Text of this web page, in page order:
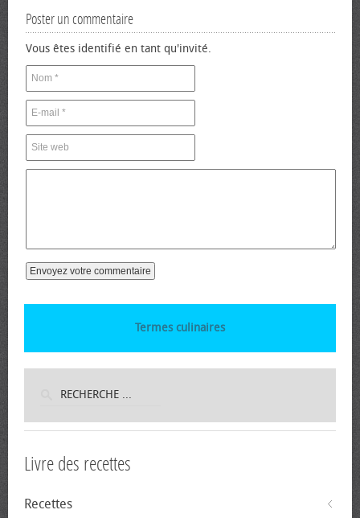
Poster un commentaire
Vous êtes identifié en tant qu'invité.
Termes culinaires
Livre des recettes
Recettes